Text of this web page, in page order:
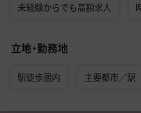
未経験からでも高額求人
立地・勤務地
駅徒歩圏内 主要都市／駅